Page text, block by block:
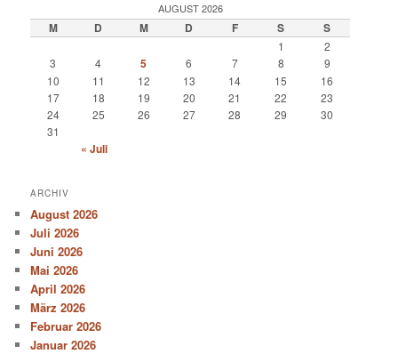
AUGUST 2026
M D M D F S S
1
2
3
4 5 6 7 8
9
10
11 12 13 14 15
16
17
18 19 20 21 22
23
24
25 26 27 28 29
30
31
« Juli
ARCHIV
August 2026
Juli 2026
Juni 2026
Mai 2026
April 2026
März 2026
Februar 2026
Januar 2026